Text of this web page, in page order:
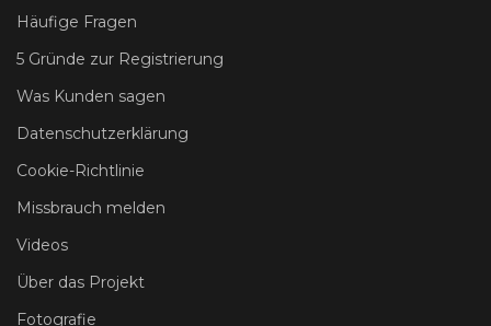
Häufige Fragen
5 Gründe zur Registrierung
Was Kunden sagen
Datenschutzerklärung
Cookie-Richtlinie
Missbrauch melden
Videos
Über das Projekt
Fotografie